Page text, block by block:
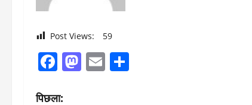
Post Views: 59
Facebook
Mastodon
Email
पिछला: